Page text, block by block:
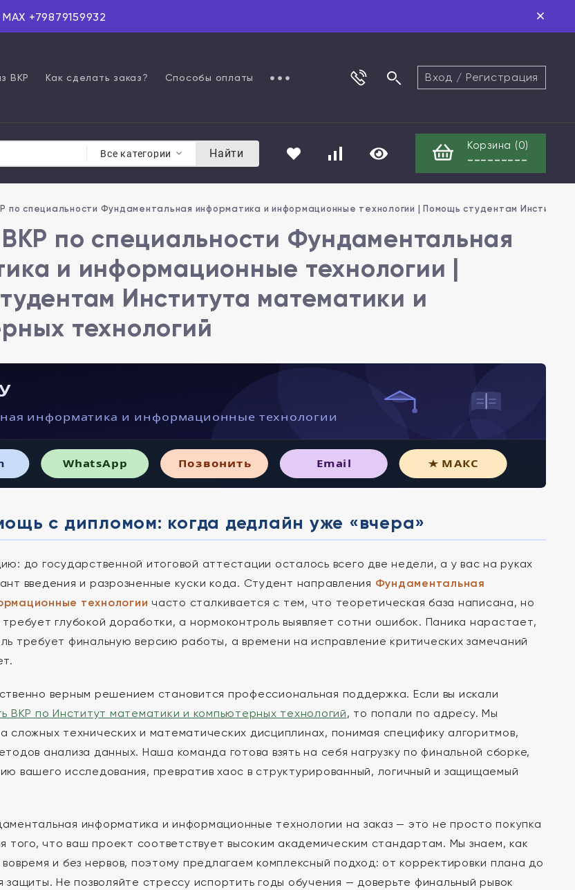
+79879159932
ВКР Как сделать заказ? Способы оплаты Вход / Регистрация
Все категории Найти
Корзина (0)
---------
по специальности Фундаментальная информатика и информационные технологии | Помощь студентам
по специальности Фундаментальная
и информационные технологии |
Института математики и
технологий
информатика и информационные технологии
WhatsApp Позвонить Email ★ МАКС
с дипломом: когда дедлайн уже «вчера»
до государственной итоговой аттестации осталось всего две недели, а у вас на руках
введения и разрозненные куски кода. Студент направления Фундаментальная
технологии часто сталкивается с тем, что теоретическая база написана, но
глубокой доработки, а нормоконтроль выявляет сотни ошибок. Паника нарастает,
требует финальную версию работы, а времени на исправление критических замечаний
верным решением становится профессиональная поддержка. Если вы искали
ВКР по Институт математики и компьютерных технологий, то попали по адресу. Мы
сложных технических и математических дисциплинах, понимая специфику алгоритмов,
анализа данных. Наша команда готова взять на себя нагрузку по финальной сборке,
вашего исследования, превратив хаос в структурированный, логичный и защищаемый
информатика и информационные технологии на заказ — это не просто покупка
того, что ваш проект соответствует высоким академическим стандартам. Мы знаем, как
и без нервов, поэтому предлагаем комплексный подход: от корректировки плана до
защиты. Не позволяйте стрессу испортить годы обучения — доверьте финальный рывок